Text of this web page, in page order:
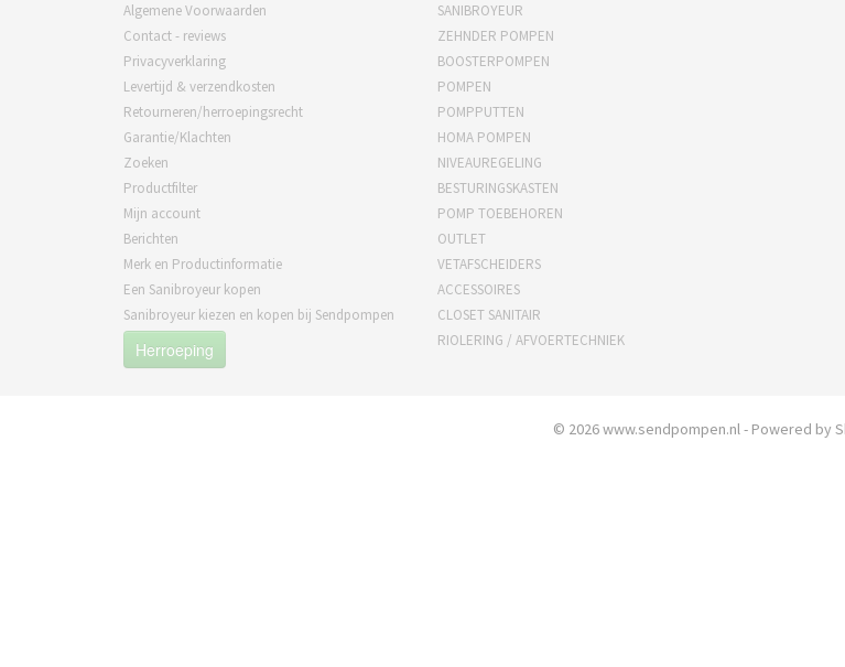
Algemene Voorwaarden
Contact - reviews
Privacyverklaring
Levertijd & verzendkosten
Retourneren/herroepingsrecht
Garantie/Klachten
Zoeken
Productfilter
Mijn account
Berichten
Merk en Productinformatie
Een Sanibroyeur kopen
Sanibroyeur kiezen en kopen bij Sendpompen
Herroeping
SANIBROYEUR
ZEHNDER POMPEN
BOOSTERPOMPEN
POMPEN
POMPPUTTEN
HOMA POMPEN
NIVEAUREGELING
BESTURINGSKASTEN
POMP TOEBEHOREN
OUTLET
VETAFSCHEIDERS
ACCESSOIRES
CLOSET SANITAIR
RIOLERING / AFVOERTECHNIEK
© 2026 www.sendpompen.nl - Powered by